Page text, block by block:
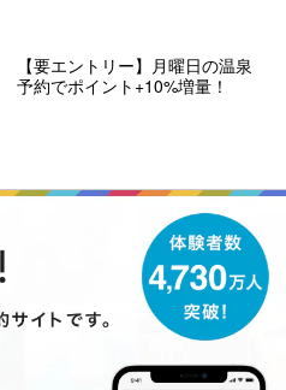
【要エントリー】月曜日の温泉
予約でポイント+10%増量！